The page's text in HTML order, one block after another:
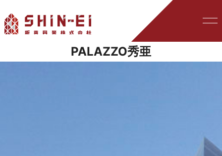
PALAZZO秀亜